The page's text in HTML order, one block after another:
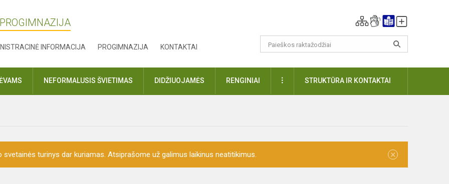
INFORMACIJA PROGIMNAZIJA KONTAKTAI
NEFORMALUSIS ŠVIETIMAS DIDŽIUOJAMĖS RENGINIAI DAUGIAUSTRUKTŪRA IR KONTAKTAI
svetainės turinys dar kuriamas. Atsiprašome už galimus laikinus neatitikimus. ×